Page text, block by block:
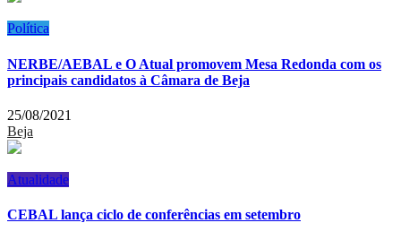
Política
NERBE/AEBAL e O Atual promovem Mesa Redonda com os
principais candidatos à Câmara de Beja
25/08/2021
Beja
Atualidade
CEBAL lança ciclo de conferências em setembro